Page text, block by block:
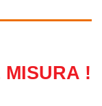
MISURA !